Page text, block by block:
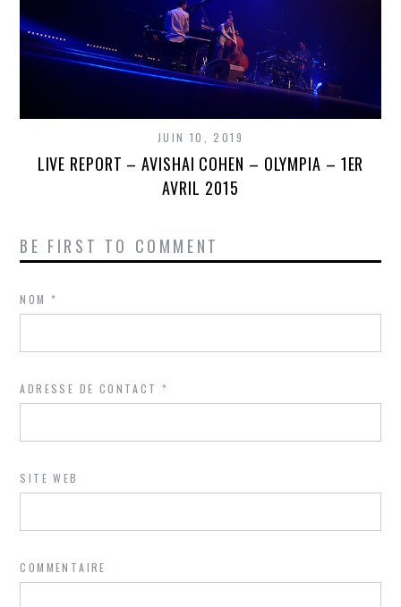
JUIN 10, 2019
LIVE REPORT – AVISHAI COHEN – OLYMPIA – 1ER
AVRIL 2015
BE FIRST TO COMMENT
NOM*
ADRESSE DE CONTACT*
SITE WEB
COMMENTAIRE